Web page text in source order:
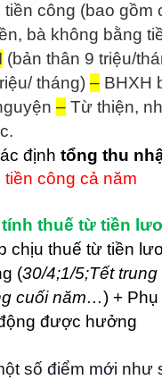
công (bao gồm
bà không bằng
(bản thân 9 triệu/
tháng) – BHXH
– Từ thiện,
định tổng thu
công cả năm
thuế từ tiền
chịu thuế từ tiền
(30/4;1/5;Tết
cuối năm…) +
được hưởng
số điểm mới như